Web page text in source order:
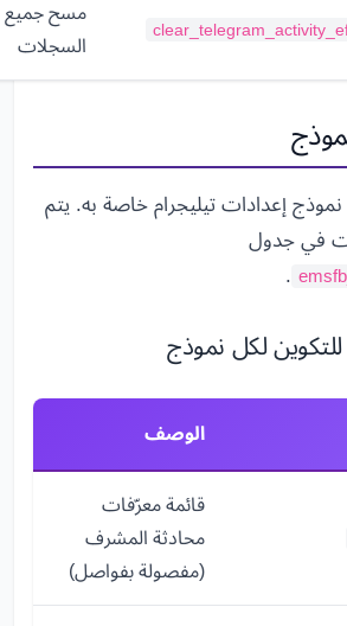
مسح جميع
السجلات
إعدادات تيليجرام خاصة به. يتم
في جدول
.
للتكوين لكل نموذج
الوصف
قائمة معرّفات
محادثة المشرف
(مفصولة بفواصل)